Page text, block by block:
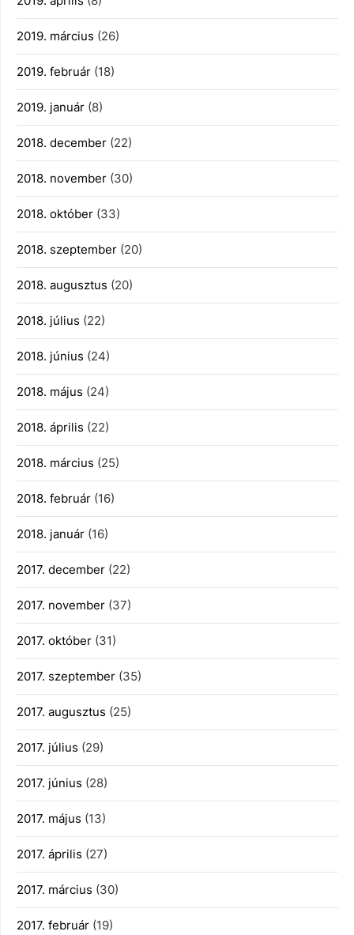
2019. március (26)
2019. február (18)
2019. január (8)
2018. december (22)
2018. november (30)
2018. október (33)
2018. szeptember (20)
2018. augusztus (20)
2018. július (22)
2018. június (24)
2018. május (24)
2018. április (22)
2018. március (25)
2018. február (16)
2018. január (16)
2017. december (22)
2017. november (37)
2017. október (31)
2017. szeptember (35)
2017. augusztus (25)
2017. július (29)
2017. június (28)
2017. május (13)
2017. április (27)
2017. március (30)
2017. február (19)